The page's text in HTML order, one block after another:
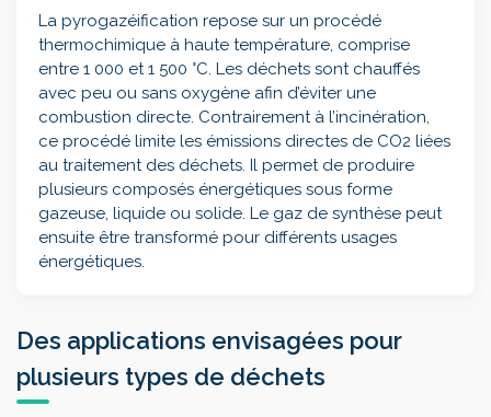
La pyrogazéification repose sur un procédé
thermochimique à haute température, comprise
entre 1 000 et 1 500 °C. Les déchets sont chauffés
avec peu ou sans oxygène afin d’éviter une
combustion directe. Contrairement à l’incinération,
ce procédé limite les émissions directes de CO2 liées
au traitement des déchets. Il permet de produire
plusieurs composés énergétiques sous forme
gazeuse, liquide ou solide. Le gaz de synthèse peut
ensuite être transformé pour différents usages
énergétiques.
Des applications envisagées pour
plusieurs types de déchets